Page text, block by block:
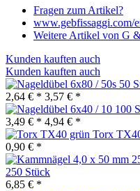
Fragen zum Artikel?
www.gebfissaggi.com/
Weitere Artikel von G
Kunden kauften auch
Kunden kauften auch
2,64 € * 3,57 € *
3,49 € * 4,94 € *
Torx
0,90 € *
250 Stück
6,85 € *